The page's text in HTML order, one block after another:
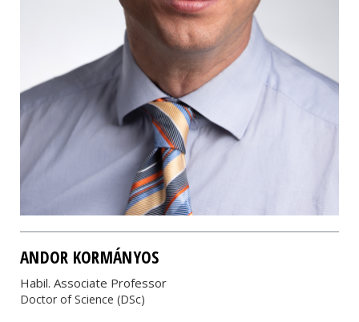
ANDOR KORMÁNYOS
Habil. Associate Professor
Doctor of Science (DSc)